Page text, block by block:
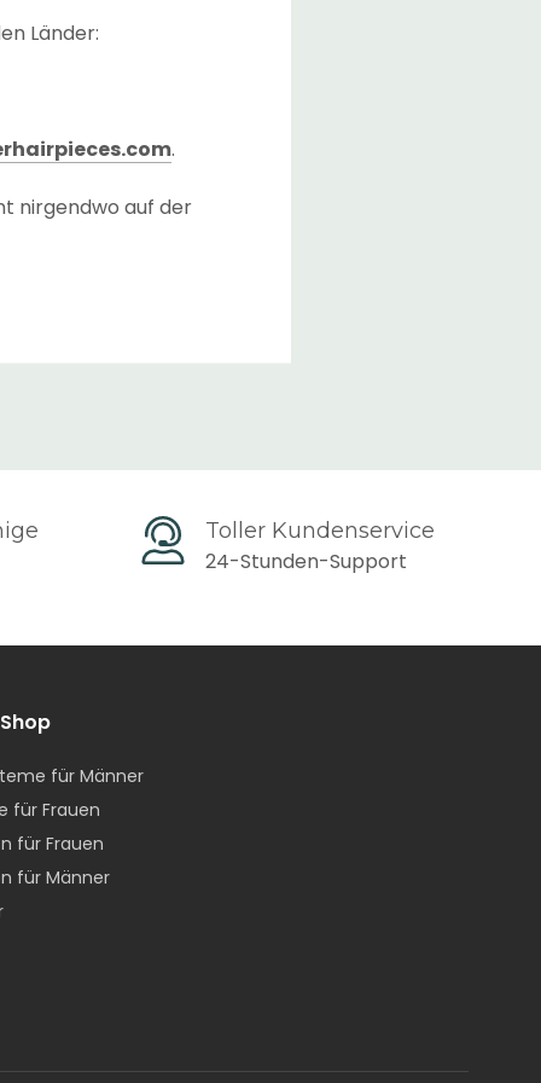
Länder:
.
nirgendwo auf der
Seite
Die Lieferzeit kann
Toller Kundenservice
24-Stunden-Support
für Männer
für Frauen
für Frauen
für Männer